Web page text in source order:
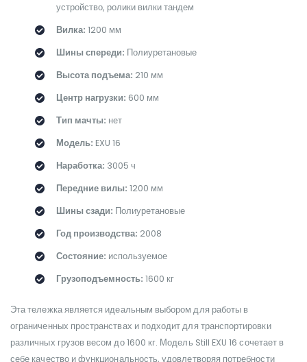
устройство, ролики вилки тандем
Вилка: 1200 мм
Шины спереди: Полиуретановые
Высота подъема: 210 мм
Центр нагрузки: 600 мм
Тип мачты: нет
Модель: EXU 16
Наработка: 3005 ч
Передние вилы: 1200 мм
Шины сзади: Полиуретановые
Год производства: 2008
Состояние: используемое
Грузоподъемность: 1600 кг
Эта тележка является идеальным выбором для работы в
ограниченных пространствах и подходит для транспортировки
различных грузов весом до 1600 кг. Модель Still EXU 16 сочетает в
себе качество и функциональность, удовлетворяя потребности